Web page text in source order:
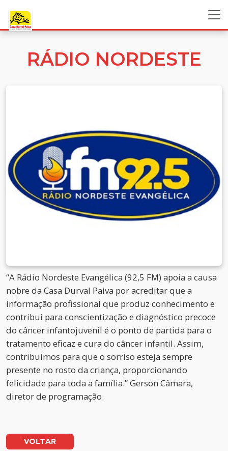
RÁDIO NORDESTE
“A Rádio Nordeste Evangélica (92,5 FM) apoia a causa
nobre da Casa Durval Paiva por acreditar que a
informação profissional que produz conhecimento e
contribui para conscientização e diagnóstico precoce
do câncer infantojuvenil é o ponto de partida para o
tratamento eficaz e cura do câncer infantil. Assim,
contribuímos para que o sorriso esteja sempre
presente no rosto da criança, proporcionando
felicidade para toda a família.” Gerson Câmara,
diretor de programação.
VOLTAR